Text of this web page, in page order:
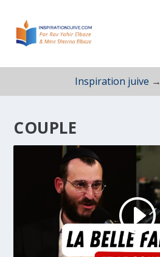
Inspiration juive →
COUPLE